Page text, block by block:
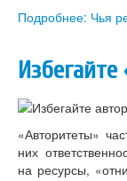
Подробнее: Чья
Избегайте
«Авторитеты»
них
на ресурсы,